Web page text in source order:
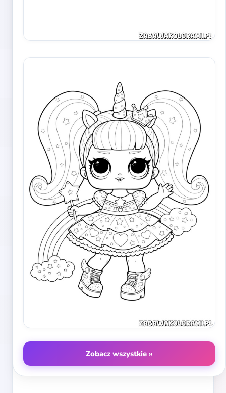
Zobacz wszystkie »